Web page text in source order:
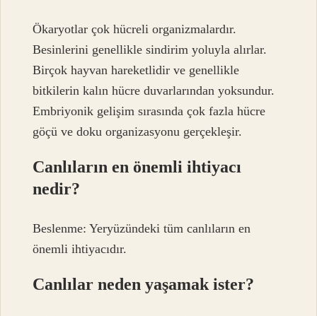
Ökaryotlar çok hücreli organizmalardır.
Besinlerini genellikle sindirim yoluyla alırlar.
Birçok hayvan hareketlidir ve genellikle
bitkilerin kalın hücre duvarlarından yoksundur.
Embriyonik gelişim sırasında çok fazla hücre
göçü ve doku organizasyonu gerçekleşir.
Canlıların en önemli ihtiyacı
nedir?
Beslenme: Yeryüzündeki tüm canlıların en
önemli ihtiyacıdır.
Canlılar neden yaşamak ister?